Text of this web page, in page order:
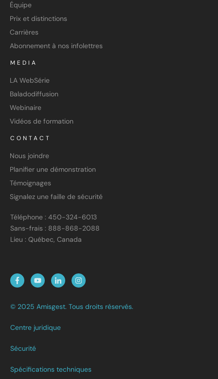
Équipe
Prix et distinctions
Carrières
Abonnement à nos infolettres
MEDIA
LA WebSérie
Baladodiffusion
Webinaire
Vidéos de formation
CONTACT
Nous joindre
Planifier une démonstration
Témoignages
Signalez une faille de sécurité
Téléphone : 450-324-6013
Sans-frais : 888-868-2088
Lieu : Québec, Canada
© 2025 Amisgest. Tous droits réservés.
Centre juridique
Sécurité
Spécifications techniques